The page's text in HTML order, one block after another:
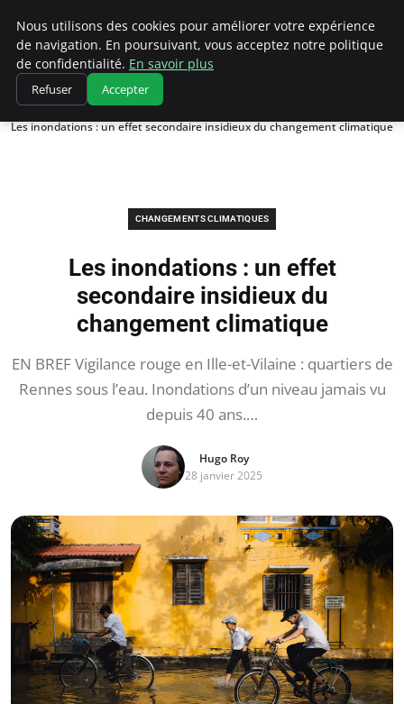
Climatedebtagents
Accueil
Changements climatiques
Les inondations : un effet secondaire insidieux du changement climatique
CHANGEMENTS CLIMATIQUES
Les inondations : un effet
secondaire insidieux du
changement climatique
EN BREF Vigilance rouge en Ille-et-Vilaine : quartiers de
Rennes sous l’eau. Inondations d’un niveau jamais vu
depuis 40 ans.…
Hugo Roy
28 janvier 2025
Nous utilisons des cookies pour améliorer votre expérience
de navigation. En poursuivant, vous acceptez notre politique
de confidentialité. En savoir plus
Refuser Accepter